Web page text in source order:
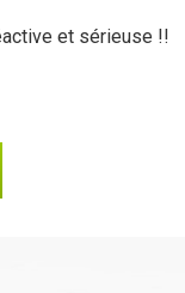
et sérieuse !!